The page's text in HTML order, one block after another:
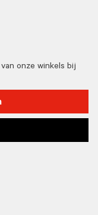
onze winkels bij